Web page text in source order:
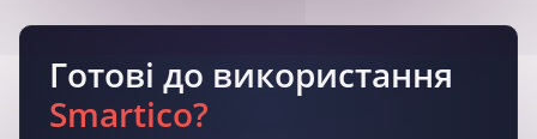
Готові до використання
Smartico?